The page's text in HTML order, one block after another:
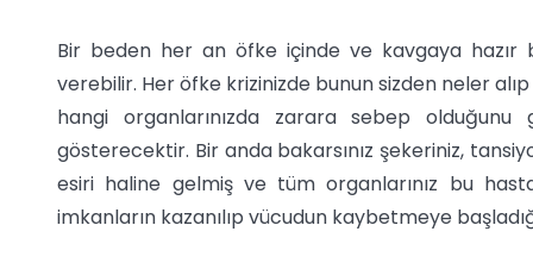
Bir beden her an öfke içinde ve kavgaya
verebilir. Her öfke krizinizde bunun sizden neler
hangi organlarınızda zarara sebep
gösterecektir. Bir anda bakarsınız şekeriniz,
esiri haline gelmiş ve tüm organlarınız bu
imkanların kazanılıp vücudun kaybetmeye